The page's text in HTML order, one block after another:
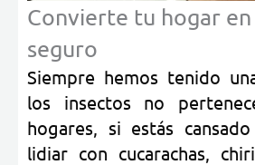
Convierte tu hogar
seguro
Siempre hemos tenido
los insectos no
hogares, si estás
lidiar con cucarachas,